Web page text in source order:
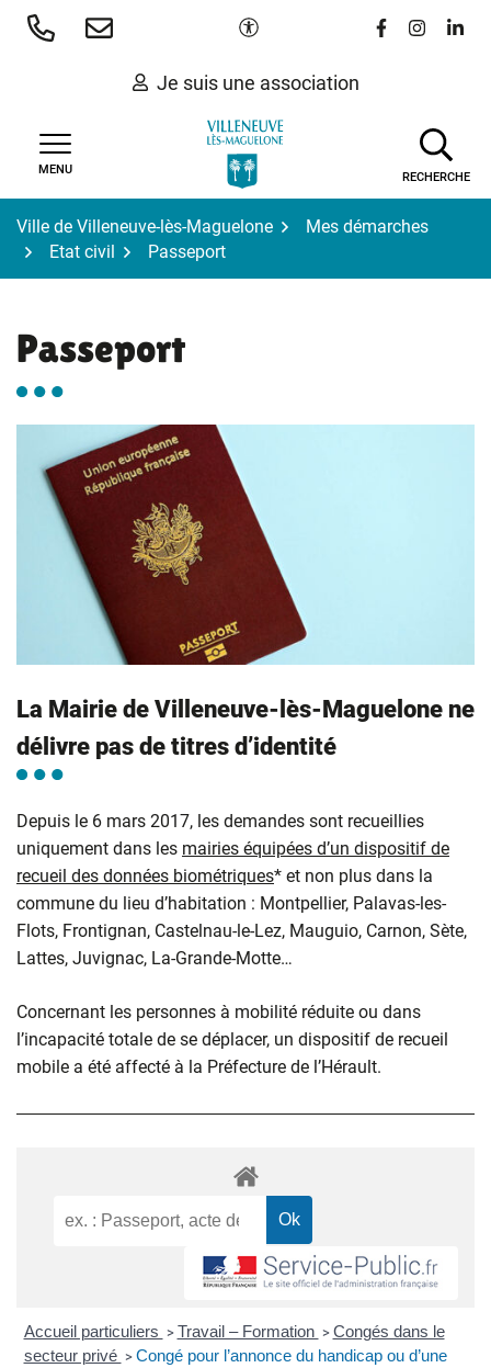
Aller
Paramètres d'accessibilité
Lien vers le
Lien vers
Lien
Je suis une association
MENU
RECHERCHE
Ville de Villeneuve-lès-Maguelone
Mes démarches
Etat civil
Passeport
Passeport
La Mairie de Villeneuve-lès-Maguelone ne
délivre pas de titres d’identité
Depuis le 6 mars 2017, les demandes sont recueillies
uniquement dans les mairies équipées d’un dispositif de
recueil des données biométriques* et non plus dans la
commune du lieu d’habitation : Montpellier, Palavas-les-
Flots, Frontignan, Castelnau-le-Lez, Mauguio, Carnon, Sète,
Lattes, Juvignac, La-Grande-Motte…
Concernant les personnes à mobilité réduite ou dans
l’incapacité totale de se déplacer, un dispositif de recueil
mobile a été affecté à la Préfecture de l’Hérault.
Accueil particuliers > Travail – Formation > Congés dans le
secteur privé > Congé pour l’annonce du handicap ou d’une